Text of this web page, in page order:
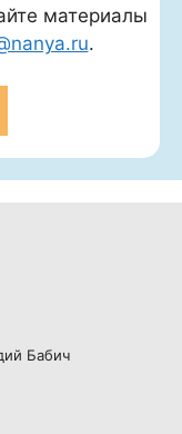
материалы
.
Бабич